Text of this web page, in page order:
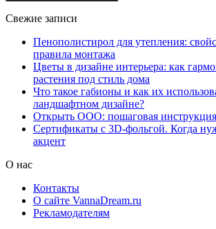
Свежие записи
Пенополистирол для утепления:
правила монтажа
Цветы в дизайне интерьера: как
растения под стиль дома
Что такое габионы и как их
ландшафтном дизайне?
Открыть ООО: пошаговая
Сертификаты с 3D-фольгой. Когда
акцент
О нас
Контакты
О сайте VannaDream.ru
Рекламодателям